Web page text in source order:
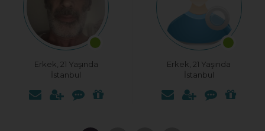
Erkek, 21 Yaşında
İstanbul
Erkek, 21 Yaşında
İstanbul